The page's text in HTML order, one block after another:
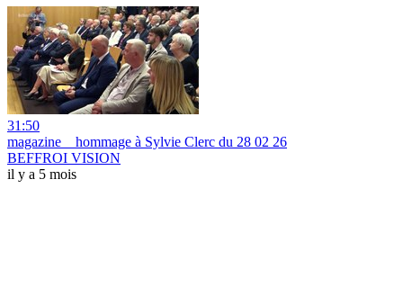
31:50
magazine _ hommage à Sylvie Clerc du 28 02 26
BEFFROI VISION
il y a 5 mois